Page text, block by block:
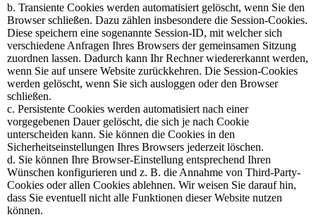
b. Transiente Cookies werden automatisiert gelöscht, wenn Sie den
Browser schließen. Dazu zählen insbesondere die Session-Cookies.
Diese speichern eine sogenannte Session-ID, mit welcher sich
verschiedene Anfragen Ihres Browsers der gemeinsamen Sitzung
zuordnen lassen. Dadurch kann Ihr Rechner wiedererkannt werden,
wenn Sie auf unsere Website zurückkehren. Die Session-Cookies
werden gelöscht, wenn Sie sich ausloggen oder den Browser
schließen.
c. Persistente Cookies werden automatisiert nach einer
vorgegebenen Dauer gelöscht, die sich je nach Cookie
unterscheiden kann. Sie können die Cookies in den
Sicherheitseinstellungen Ihres Browsers jederzeit löschen.
d. Sie können Ihre Browser-Einstellung entsprechend Ihren
Wünschen konfigurieren und z. B. die Annahme von Third-Party-
Cookies oder allen Cookies ablehnen. Wir weisen Sie darauf hin,
dass Sie eventuell nicht alle Funktionen dieser Website nutzen
können.